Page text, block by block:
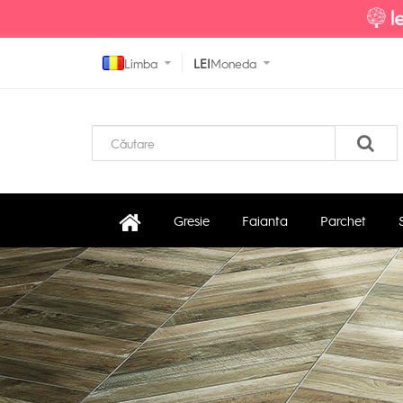
Limba LEIMoneda
Gresie Faianta Parchet